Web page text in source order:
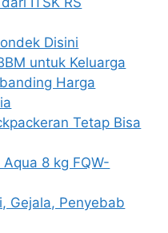
Disini
untuk Keluarga
Harga
Tetap Bisa
8 kg FQW-
Gejala, Penyebab